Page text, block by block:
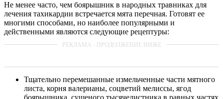
Не менее часто, чем боярышник в народных травниках для
лечения тахикардии встречается мята перечная. Готовят ее
многими способами, но наиболее популярными и
действенными являются следующие рецептуры:
Тщательно перемешанные измельченные части мятного
листа, корня валерианы, соцветий мелиссы, ягод